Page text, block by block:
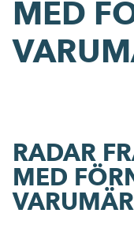
MED
RADAR
MED